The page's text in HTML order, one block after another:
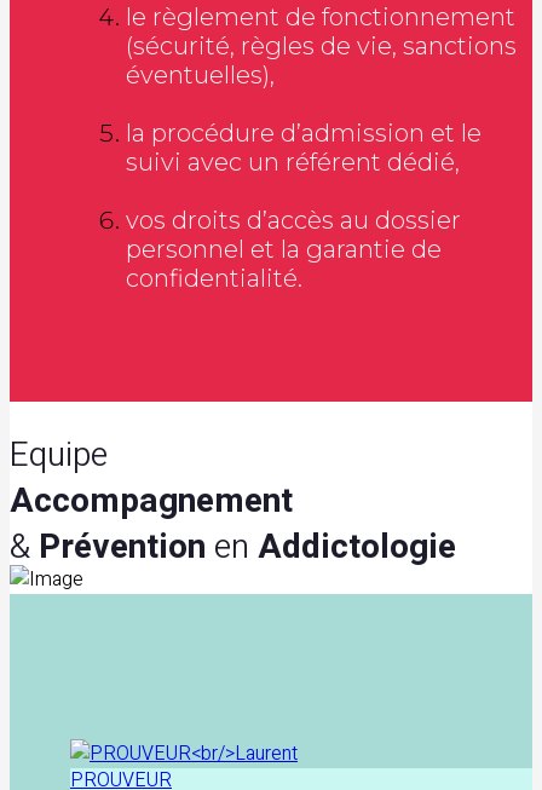
le règlement de fonctionnement
(sécurité, règles de vie, sanctions
éventuelles),
la procédure d’admission et le
suivi avec un référent dédié,
vos droits d’accès au dossier
personnel et la garantie de
confidentialité.
Equipe
Accompagnement
& Prévention en Addictologie
PROUVEUR